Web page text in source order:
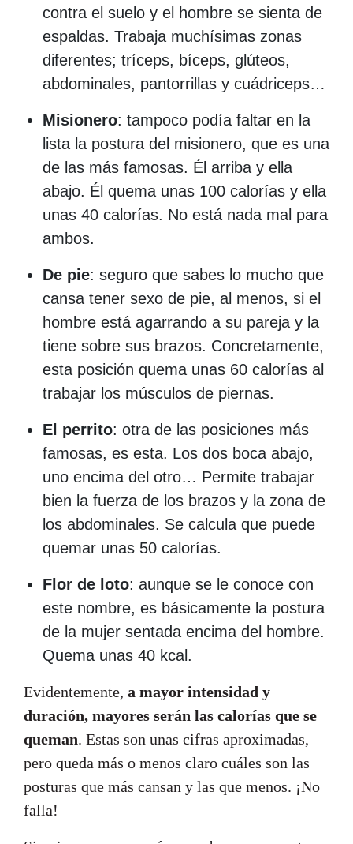
contra el suelo y el hombre se sienta de
espaldas. Trabaja muchísimas zonas
diferentes; tríceps, bíceps, glúteos,
abdominales, pantorrillas y cuádriceps…
Misionero: tampoco podía faltar en la
lista la postura del misionero, que es una
de las más famosas. Él arriba y ella
abajo. Él quema unas 100 calorías y ella
unas 40 calorías. No está nada mal para
ambos.
De pie: seguro que sabes lo mucho que
cansa tener sexo de pie, al menos, si el
hombre está agarrando a su pareja y la
tiene sobre sus brazos. Concretamente,
esta posición quema unas 60 calorías al
trabajar los músculos de piernas.
El perrito: otra de las posiciones más
famosas, es esta. Los dos boca abajo,
uno encima del otro… Permite trabajar
bien la fuerza de los brazos y la zona de
los abdominales. Se calcula que puede
quemar unas 50 calorías.
Flor de loto: aunque se le conoce con
este nombre, es básicamente la postura
de la mujer sentada encima del hombre.
Quema unas 40 kcal.
Evidentemente, a mayor intensidad y
duración, mayores serán las calorías que se
queman. Estas son unas cifras aproximadas,
pero queda más o menos claro cuáles son las
posturas que más cansan y las que menos. ¡No
falla!